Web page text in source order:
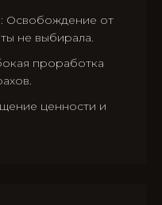
Освобождение от
не выбирала.
проработка
ценности и